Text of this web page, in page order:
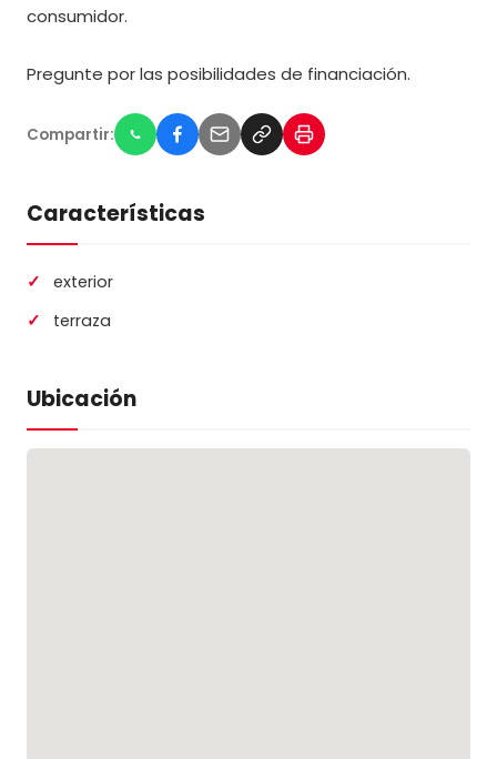
consumidor.
Pregunte por las posibilidades de financiación.
Compartir:
Características
exterior
terraza
Ubicación